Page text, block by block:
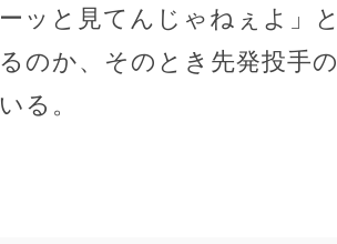
ーッと見てんじゃねぇよ」
るのか、そのとき先発投手
いる。